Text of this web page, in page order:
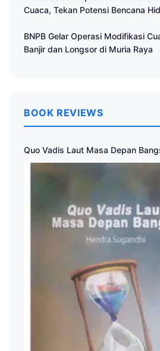
Cuaca, Tekan Potensi Bencana
BNPB Gelar Operasi Modifikasi
Banjir dan Longsor di Muria Raya
BOOK REVIEWS
Quo Vadis Laut Masa Depan